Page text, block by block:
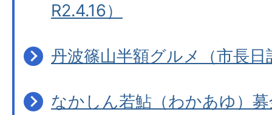
R2.4.16）
丹波篠山半額グルメ（市長日
なかしん若鮎（わかあゆ）